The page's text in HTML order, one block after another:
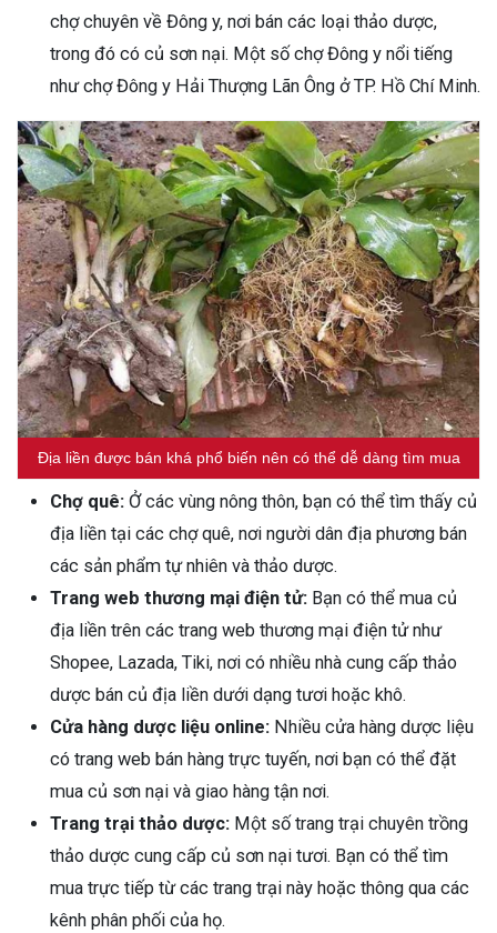
chợ chuyên về Đông y, nơi bán các loại thảo dược,
trong đó có củ sơn nại. Một số chợ Đông y nổi tiếng
như chợ Đông y Hải Thượng Lãn Ông ở TP. Hồ Chí Minh.
Địa liền được bán khá phổ biến nên có thể dễ dàng tìm mua
Chợ quê: Ở các vùng nông thôn, bạn có thể tìm thấy củ
địa liền tại các chợ quê, nơi người dân địa phương bán
các sản phẩm tự nhiên và thảo dược.
Trang web thương mại điện tử: Bạn có thể mua củ
địa liền trên các trang web thương mại điện tử như
Shopee, Lazada, Tiki, nơi có nhiều nhà cung cấp thảo
dược bán củ địa liền dưới dạng tươi hoặc khô.
Cửa hàng dược liệu online: Nhiều cửa hàng dược liệu
có trang web bán hàng trực tuyến, nơi bạn có thể đặt
mua củ sơn nại và giao hàng tận nơi.
Trang trại thảo dược: Một số trang trại chuyên trồng
thảo dược cung cấp củ sơn nại tươi. Bạn có thể tìm
mua trực tiếp từ các trang trại này hoặc thông qua các
kênh phân phối của họ.